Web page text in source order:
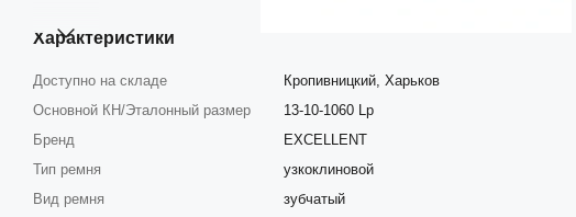
Характеристики
Доступно на складе
Кропивницкий, Харьков
Основной КН/Эталонный размер
13-10-1060 Lp
Бренд
EXCELLENT
Тип ремня
узкоклиновой
Вид ремня
зубчатый